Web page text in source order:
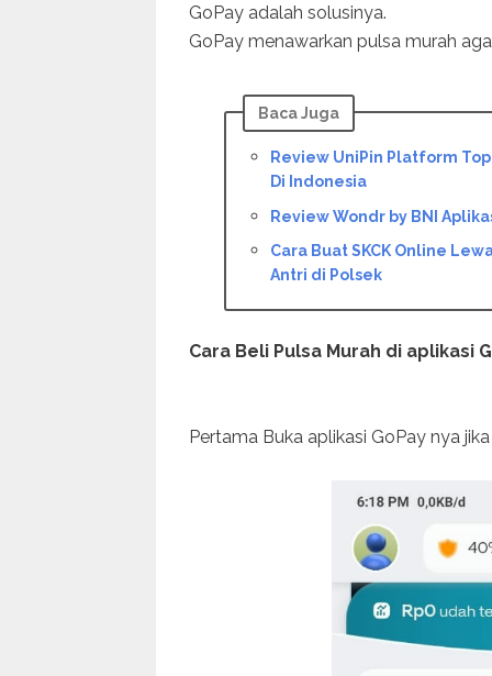
GoPay adalah solusinya.
GoPay menawarkan pulsa murah
Baca Juga
Review UniPin Platform
Di Indonesia
Review Wondr by BNI
Cara Buat SKCK Online
Antri di Polsek
Cara Beli Pulsa Murah di aplikasi
Pertama Buka aplikasi GoPay nya